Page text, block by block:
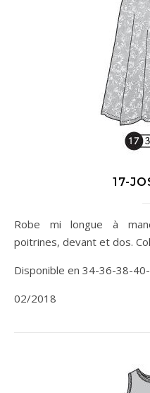
17-
Robe mi longue à manches courtes larges, pinces
poitrines, devant et dos.
Disponible en 34-36-38-
02/2018